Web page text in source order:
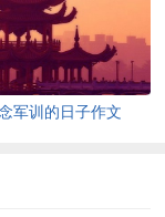
军训的日子作文